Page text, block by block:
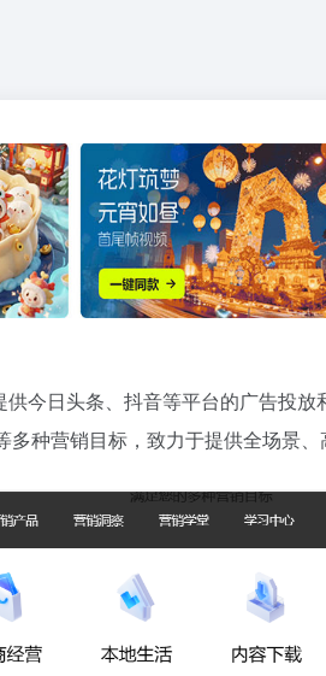
今日头条、抖音等平台的广告投
多种营销目标，致力于提供全场景、